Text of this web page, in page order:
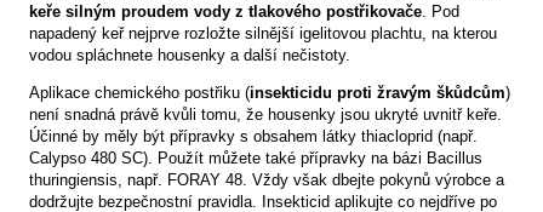
keře silným proudem vody z tlakového postřikovače . Pod
napadený keř nejprve rozložte silnější igelitovou plachtu, na kterou
vodou spláchnete housenky a další nečistoty.
Aplikace chemického postřiku (insekticidu proti žravým škůdcům)
není snadná právě kvůli tomu, že housenky jsou ukryté uvnitř keře.
Účinné by měly být přípravky s obsahem látky thiacloprid (např.
Calypso 480 SC). Použít můžete také přípravky na bázi Bacillus
thuringiensis, např. FORAY 48. Vždy však dbejte pokynů výrobce a
dodržujte bezpečnostní pravidla. Insekticid aplikujte co nejdříve po